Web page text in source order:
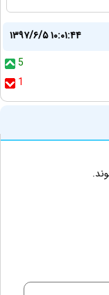
۱۳۹۷/۶/۵ ۱۰:۰۱:۴۴
5
1